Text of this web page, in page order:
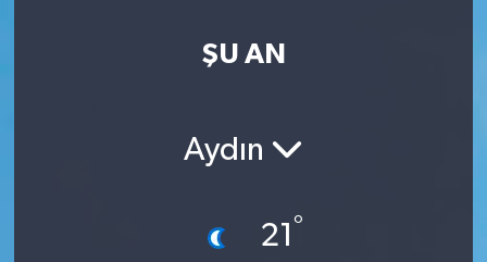
ŞU AN
Aydın
21 °